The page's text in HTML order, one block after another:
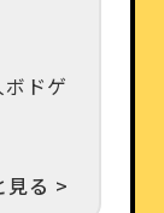
ドゲ
見る >